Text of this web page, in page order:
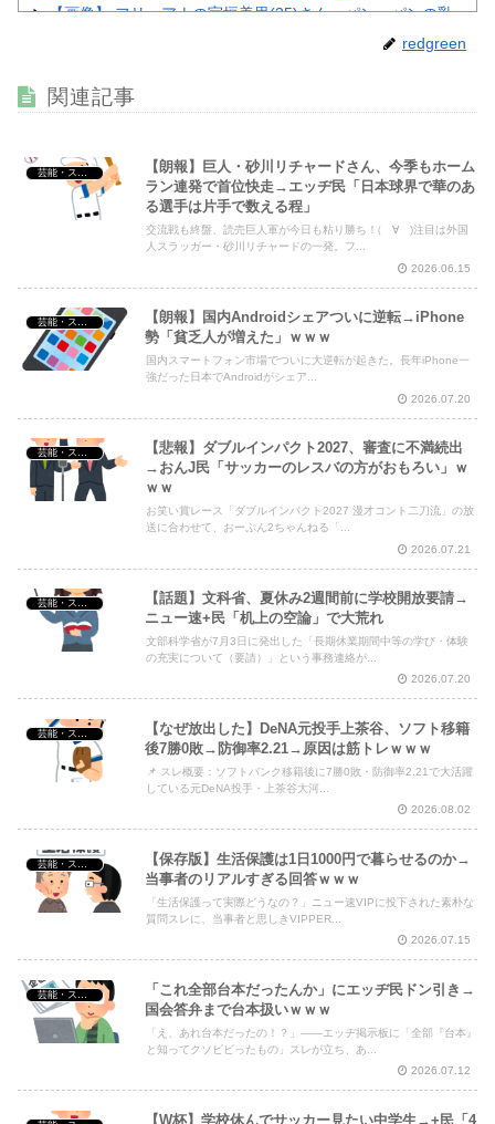
【画像】 フリーアナの宇垣美里(35)さん、パンッパンの乳
Powered by livedoor 相互RSS
redgreen
関連記事
【朗報】巨人・砂川リチャードさん、今季もホーム
ラン連発で首位快走→エッヂ民「日本球界で華のあ
る選手は片手で数える程」
交流戦も終盤、読売巨人軍が今日も粘り勝ち！(゚∀゚)注目は外国
人スラッガー・砂川リチャードの一発。フ...
2026.06.15
芸能・スポーツ・Youtuber
【朗報】国内Androidシェアついに逆転→iPhone
勢「貧乏人が増えた」ｗｗｗ
国内スマートフォン市場でついに大逆転が起きた。長年iPhone一
強だった日本でAndroidがシェア...
2026.07.20
芸能・スポーツ・Youtuber
【悲報】ダブルインパクト2027、審査に不満続出
→おんJ民「サッカーのレスバの方がおもろい」ｗ
ｗｗ
お笑い賞レース「ダブルインパクト2027 漫才コント二刀流」の放
送に合わせて、おーぷん2ちゃんねる「...
2026.07.21
芸能・スポーツ・Youtuber
【話題】文科省、夏休み2週間前に学校開放要請→
ニュー速+民「机上の空論」で大荒れ
文部科学省が7月3日に発出した「長期休業期間中等の学び・体験
の充実について（要請）」という事務連絡が...
2026.07.20
芸能・スポーツ・Youtuber
【なぜ放出した】DeNA元投手上茶谷、ソフト移籍
後7勝0敗→防御率2.21→原因は筋トレｗｗｗ
📌 スレ概要：ソフトバンク移籍後に7勝0敗・防御率2.21で大活躍
している元DeNA投手・上茶谷大河...
2026.08.02
芸能・スポーツ・Youtuber
【保存版】生活保護は1日1000円で暮らせるのか→
当事者のリアルすぎる回答ｗｗｗ
「生活保護って実際どうなの？」ニュー速VIPに投下された素朴な
質問スレに、当事者と思しきVIPPER...
2026.07.15
芸能・スポーツ・Youtuber
「これ全部台本だったんか」にエッヂ民ドン引き→
国会答弁まで台本扱いｗｗｗ
「え、あれ台本だったの！？」——エッヂ掲示板に「全部『台本』
と知ってクソビビったもの」スレが立ち、あ...
2026.07.12
【W杯】学校休んでサッカー見たい中学生→+民「4